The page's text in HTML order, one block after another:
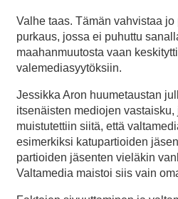
Valhe taas. Tämän vahvistaa
purkaus, jossa ei puhuttu
maahanmuutosta vaan
valemediasyytöksiin.
Jessikka Aron huumetaustan
itsenäisten mediojen
muistutettiin siitä, että
esimerkiksi katupartioiden
partioiden jäsenten vieläkin
Valtamedia maistoi siis vain